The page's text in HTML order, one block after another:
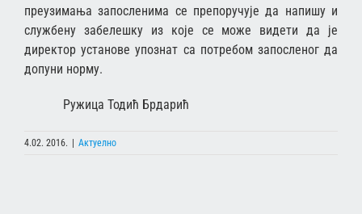
преузимања запосленима се препоручује да напишу и
службену забелешку из које се може видети да је
директор установе упознат са потребом запосленог да
допуни норму.
Ружица Тодић Брдарић
4.02. 2016. | Актуелно